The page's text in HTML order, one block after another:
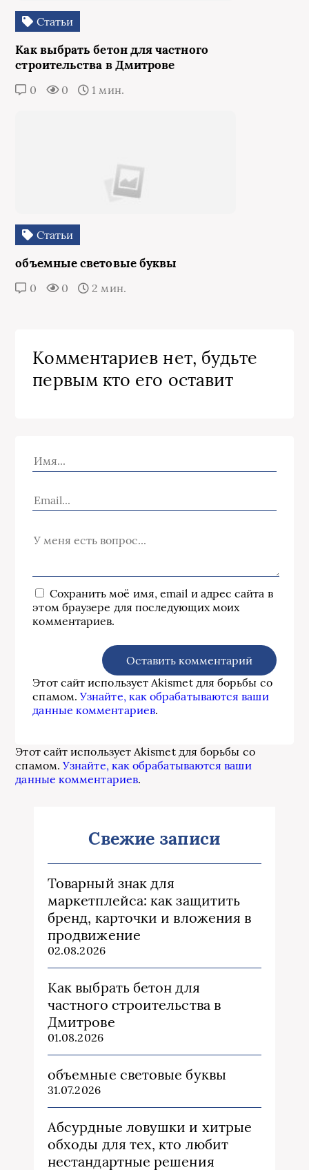
Статьи
Как выбрать бетон для частного
строительства в Дмитрове
0 0 1 мин.
Статьи
объемные световые буквы
0 0 2 мин.
Комментариев нет, будьте
первым кто его оставит
Сохранить моё имя, email и адрес сайта в
этом браузере для последующих моих
комментариев.
Этот сайт использует Akismet для борьбы со
спамом.Узнайте, как обрабатываются ваши
данные комментариев.
Этот сайт использует Akismet для борьбы со
спамом.Узнайте, как обрабатываются ваши
данные комментариев.
Свежие записи
Товарный знак для
маркетплейса: как защитить
бренд, карточки и вложения в
продвижение
02.08.2026
Как выбрать бетон для
частного строительства в
Дмитрове
01.08.2026
объемные световые буквы
31.07.2026
Абсурдные ловушки и хитрые
обходы для тех, кто любит
нестандартные решения